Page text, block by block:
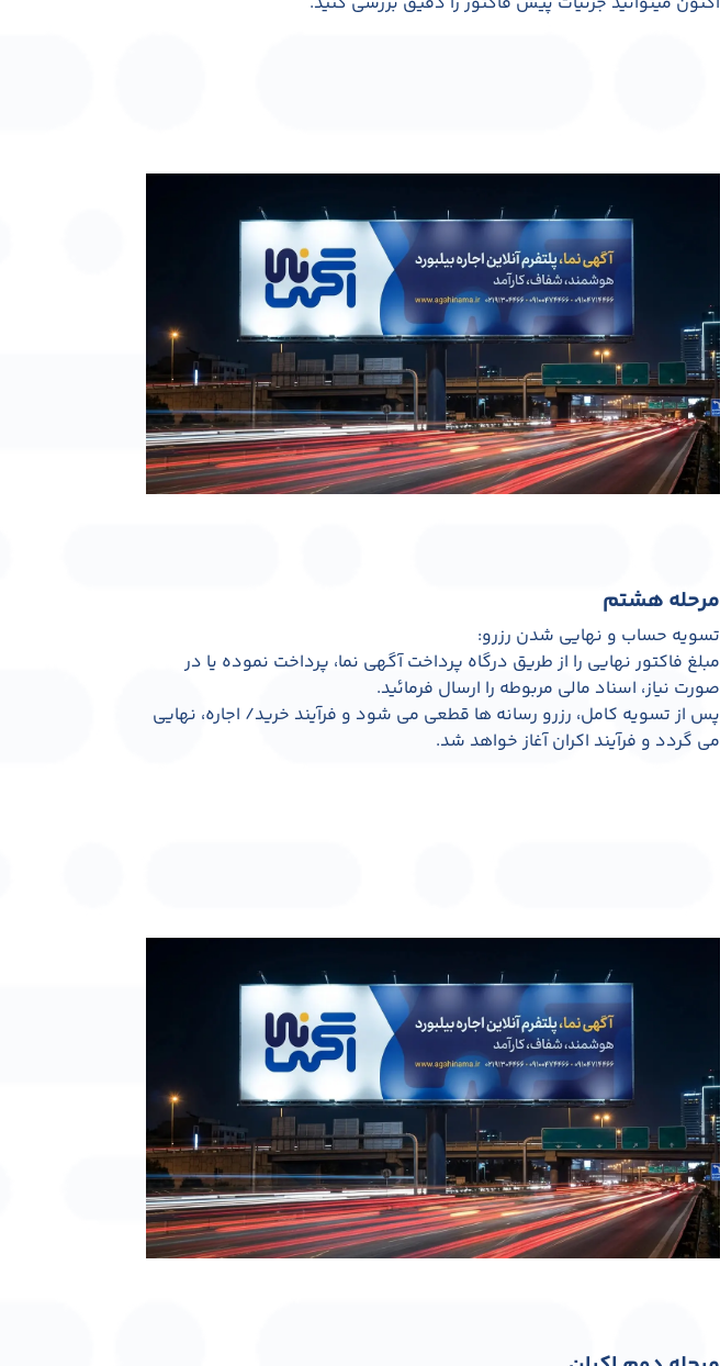
مرحله هشتم
تسویه حساب و نهایی شدن رزرو:
مبلغ فاکتور نهایی را از طریق درگاه پرداخت آگهی نما، پرداخت نموده یا در
صورت نیاز، اسناد مالی مربوطه را ارسال فرمائید.
پس از تسویه کامل، رزرو رسانه ها قطعی می شود و فرآیند خرید/ اجاره، نهایی
می گردد و فرآیند اکران آغاز خواهد شد.